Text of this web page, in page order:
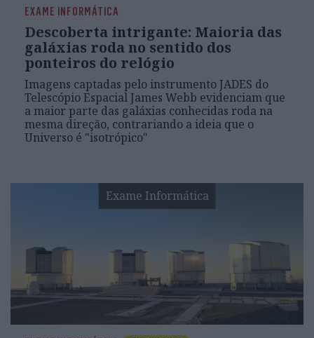
EXAME INFORMÁTICA
Descoberta intrigante: Maioria das
galáxias roda no sentido dos
ponteiros do relógio
Imagens captadas pelo instrumento JADES do
Telescópio Espacial James Webb evidenciam que
a maior parte das galáxias conhecidas roda na
mesma direção, contrariando a ideia que o
Universo é "isotrópico"
Exame Informática